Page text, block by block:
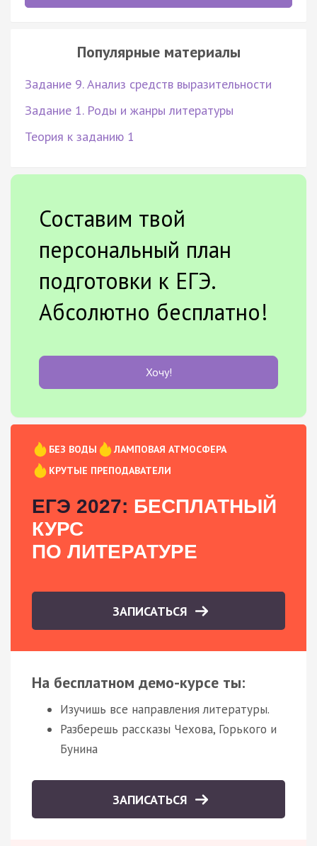
Популярные материалы
Задание 9. Анализ средств выразительности
Задание 1. Роды и жанры литературы
Теория к заданию 1
Составим твой
персональный план
подготовки к ЕГЭ.
Абсолютно бесплатно!
Хочу!
БЕЗ ВОДЫ
ЛАМПОВАЯ АТМОСФЕРА
КРУТЫЕ ПРЕПОДАВАТЕЛИ
ЕГЭ 2027: БЕСПЛАТНЫЙ
КУРС
ПО ЛИТЕРАТУРЕ
ЗАПИСАТЬСЯ
На бесплатном демо-курсе ты:
Изучишь все направления литературы.
Разберешь рассказы Чехова, Горького и
Бунина
ЗАПИСАТЬСЯ